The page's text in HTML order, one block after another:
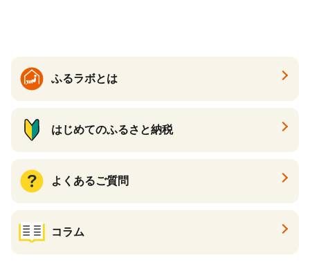
ふるラボとは
はじめてのふるさと納税
よくあるご質問
コラム